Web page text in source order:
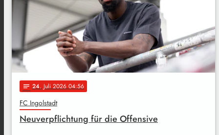
notes 24. Juli 2026 04:56
FC Ingolstadt
Neuverpflichtung für die Offensive